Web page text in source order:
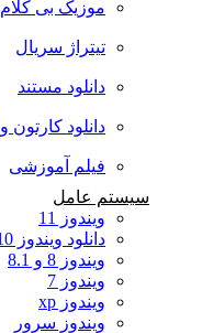
موزیک بی کلام
تیتراژ سریال
دانلود مستند
دانلود کارتون
فیلم آموزشی
سیستم عامل
ویندوز 11
دانلود ویندوز 10
ویندوز 8 و 8.1
ویندوز 7
ویندوز xp
ویندوز سرور